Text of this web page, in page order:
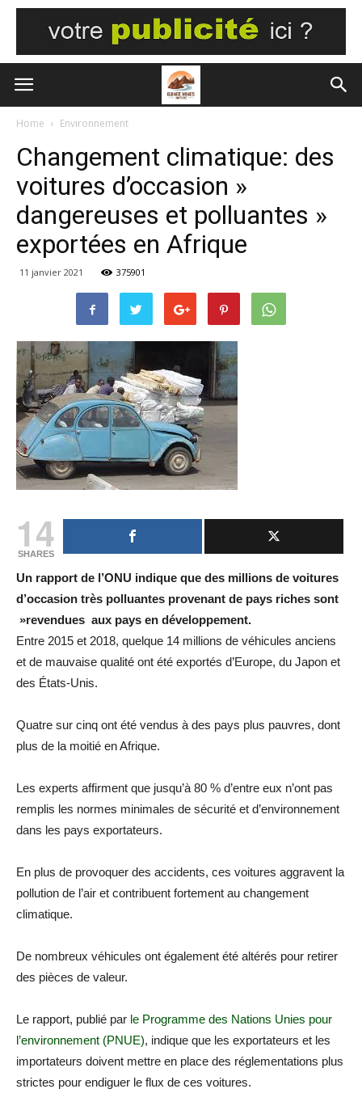
Home Environnement
Changement climatique: des
voitures d’occasion »
dangereuses et polluantes »
exportées en Afrique
11 janvier 2021 375901
14
SHARES
Un rapport de l’ONU indique que des millions de voitures
d’occasion très polluantes provenant de pays riches sont
»revendues aux pays en développement.
Entre 2015 et 2018, quelque 14 millions de véhicules anciens
et de mauvaise qualité ont été exportés d’Europe, du Japon et
des États-Unis.
Quatre sur cinq ont été vendus à des pays plus pauvres, dont
plus de la moitié en Afrique.
Les experts affirment que jusqu’à 80 % d’entre eux n’ont pas
remplis les normes minimales de sécurité et d’environnement
dans les pays exportateurs.
En plus de provoquer des accidents, ces voitures aggravent la
pollution de l’air et contribuent fortement au changement
climatique.
De nombreux véhicules ont également été altérés pour retirer
des pièces de valeur.
Le rapport, publié par le Programme des Nations Unies pour
l’environnement (PNUE), indique que les exportateurs et les
importateurs doivent mettre en place des réglementations plus
strictes pour endiguer le flux de ces voitures.